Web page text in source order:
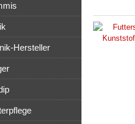
Hersteller